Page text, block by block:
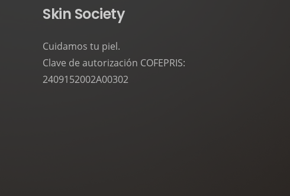
Skin Society
Cuidamos tu piel.
Clave de autorización COFEPRIS:
2409152002A00302